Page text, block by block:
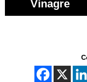
Vinagre